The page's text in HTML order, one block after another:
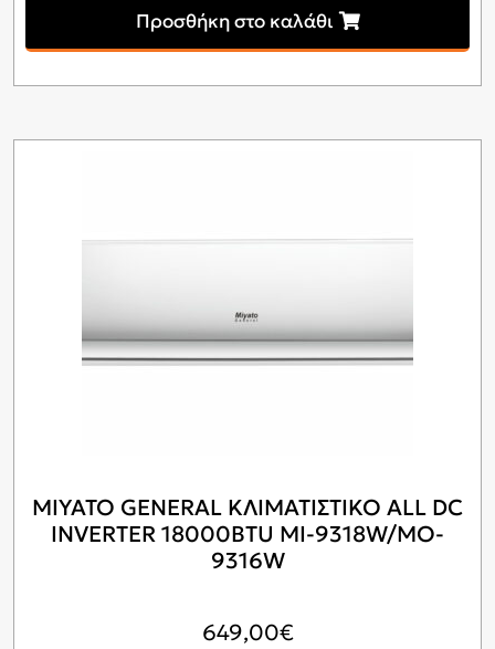
Προσθήκη στο καλάθι
MIYATO GENERAL ΚΛΙΜΑΤΙΣΤΙΚΟ ALL DC
INVERTER 18000BTU MI-9318W/MO-
9316W
649,00€